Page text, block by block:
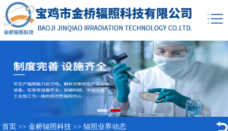
首页 >> 金桥辐照科技 >> 辐照业界动态